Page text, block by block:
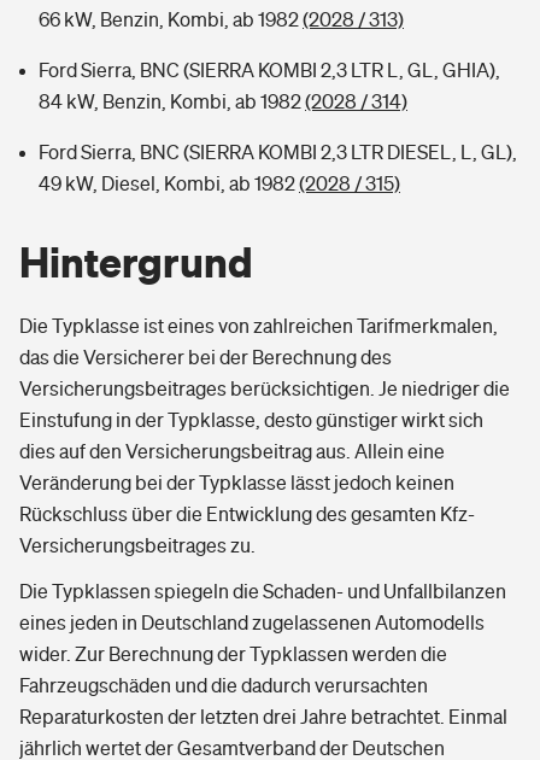
66 kW, Benzin, Kombi, ab 1982(2028 / 313)
Ford Sierra, BNC (SIERRA KOMBI 2,3 LTR L, GL, GHIA),
84 kW, Benzin, Kombi, ab 1982(2028 / 314)
Ford Sierra, BNC (SIERRA KOMBI 2,3 LTR DIESEL, L, GL),
49 kW, Diesel, Kombi, ab 1982(2028 / 315)
Hintergrund
Die Typklasse ist eines von zahlreichen Tarifmerkmalen,
das die Versicherer bei der Berechnung des
Versicherungsbeitrages berücksichtigen. Je niedriger die
Einstufung in der Typklasse, desto günstiger wirkt sich
dies auf den Versicherungsbeitrag aus. Allein eine
Veränderung bei der Typklasse lässt jedoch keinen
Rückschluss über die Entwicklung des gesamten Kfz-
Versicherungsbeitrages zu.
Die Typklassen spiegeln die Schaden- und Unfallbilanzen
eines jeden in Deutschland zugelassenen Automodells
wider. Zur Berechnung der Typklassen werden die
Fahrzeugschäden und die dadurch verursachten
Reparaturkosten der letzten drei Jahre betrachtet. Einmal
jährlich wertet der Gesamtverband der Deutschen